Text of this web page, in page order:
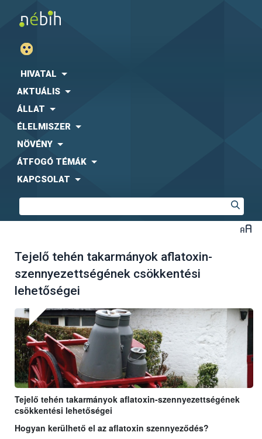
HIVATAL
AKTUÁLIS
ÁLLAT
ÉLELMISZER
NÖVÉNY
ÁTFOGÓ TÉMÁK
KAPCSOLAT
Tejelő tehén takarmányok aflatoxin-
szennyezettségének csökkentési
lehetőségei
Tejelő tehén takarmányok aflatoxin-szennyezettségének
csökkentési lehetőségei
Hogyan kerülhető el az aflatoxin szennyeződés?